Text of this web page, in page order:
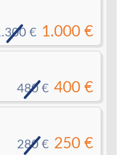
1.000 €
1.300 €
400 €
480 €
250 €
280 €